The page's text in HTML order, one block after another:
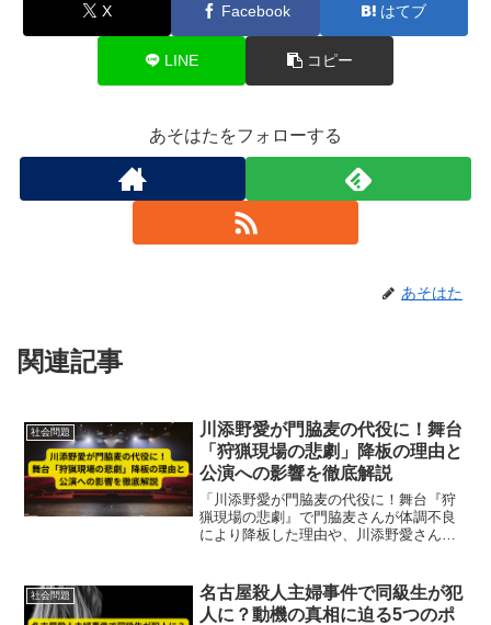
X Facebook はてブ
LINE コピー
あそはたをフォローする
あそはた
関連記事
社会問題
川添野愛が門脇麦の代役に！舞台
「狩猟現場の悲劇」降板の理由と
公演への影響を徹底解説
「川添野愛が門脇麦の代役に！舞台『狩
猟現場の悲劇』で門脇麦さんが体調不良
により降板した理由や、川添野愛さんの
てチェックできます。」
社会問題
名古屋殺人主婦事件で同級生が犯
人に？動機の真相に迫る5つのポ